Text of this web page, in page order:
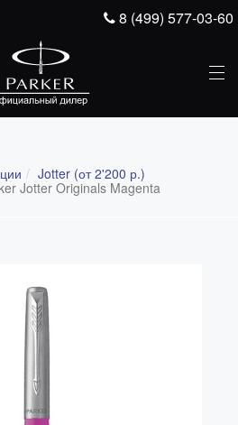
8 (499) 577-03-60
Jotter (от 2'200 р.)
Jotter Originals Magenta
р.)
р.)